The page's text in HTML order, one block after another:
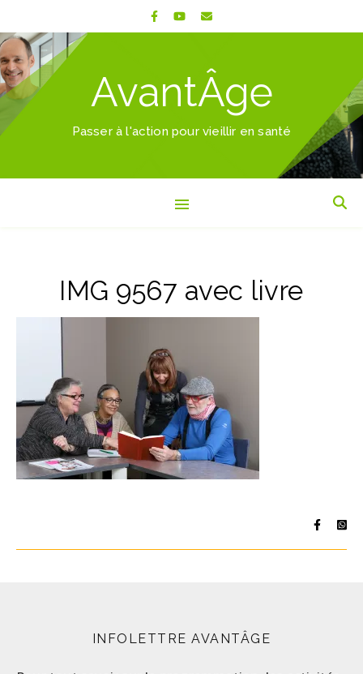
AvantÂge
Passer à l'action pour vieillir en santé
IMG 9567 avec livre
INFOLETTRE AVANTÂGE